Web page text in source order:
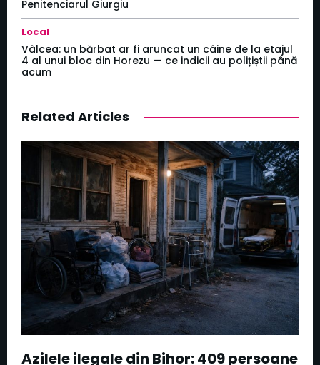
Penitenciarul Giurgiu
Local
Vâlcea: un bărbat ar fi aruncat un câine de la etajul
4 al unui bloc din Horezu — ce indicii au polițiștii până
acum
Related Articles
Azilele ilegale din Bihor: 409 persoane